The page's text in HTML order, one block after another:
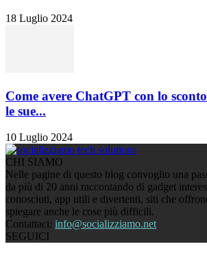
18 Luglio 2024
Come avere ChatGPT con lo
le sue...
10 Luglio 2024
CHI SIAMO
Nelle pagine di questo blog convoglio una
da più di 20 anni raccontando di gadget
conosciuti, app utili e divertenti, siti che
spiegare anche le cose più difficili.
Contattaci: info@socializziamo.net
SEGUICI